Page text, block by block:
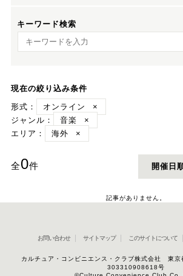
キーワード検索
キーワード検索
現在の絞り込み条件
形式：
オンライン
×
ジャンル：
音楽
×
エリア：
海外 ×
全0件 開催日
記事がありません。
お問い合わせ サイトマップ このサイトについて
カルチュア・コンビニエンス・クラブ株式会社 東
303310908618号